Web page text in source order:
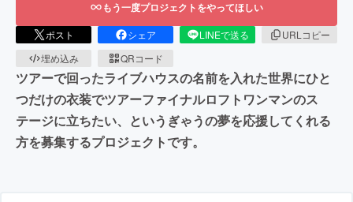
もう一度プロジェクトをやってほしい
ポスト シェア LINEで送る
URLコピー
埋め込み
QRコード
ツアーで回ったライブハウスの名前を入れた世界にひと
つだけの衣装でツアーファイナルロフトワンマンのス
テージに立ちたい、というぎゃうの夢を応援してくれる
方を募集するプロジェクトです。